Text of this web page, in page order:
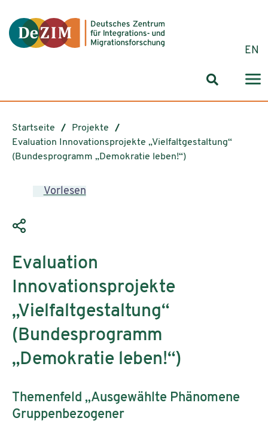
EN
Startseite
Projekte
Evaluation Innovationsprojekte „Vielfaltgestaltung“
(Bundesprogramm „Demokratie leben!“)
Vorlesen
Evaluation
Innovationsprojekte
„Vielfaltgestaltung“
(Bundesprogramm
„Demokratie leben!“)
Themenfeld „Ausgewählte Phänomene
Gruppenbezogener